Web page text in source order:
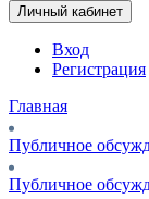
Личный кабинет
Вход
Регистрация
Главная
Публичное
Публичное